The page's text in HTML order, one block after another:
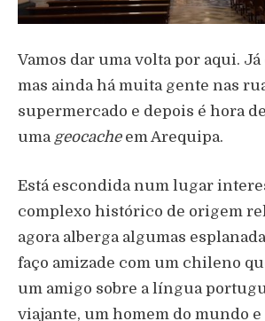
Vamos dar uma volta por aqui.
mas ainda há muita gente nas
supermercado e depois é hora
uma geocacheem Arequipa.
Está escondida num lugar
complexo histórico de origem
agora alberga algumas
faço amizade com um chileno
um amigo sobre a língua
viajante, um homem do mundo